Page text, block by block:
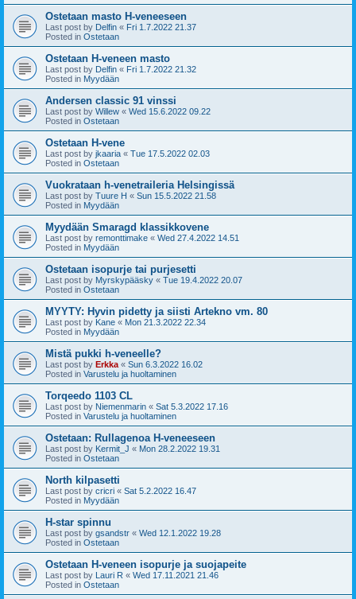
Ostetaan masto H-veneeseen
Last post by Delfin « Fri 1.7.2022 21.37
Posted in Ostetaan
Ostetaan H-veneen masto
Last post by Delfin « Fri 1.7.2022 21.32
Posted in Myydään
Andersen classic 91 vinssi
Last post by Willew « Wed 15.6.2022 09.22
Posted in Ostetaan
Ostetaan H-vene
Last post by jkaaria « Tue 17.5.2022 02.03
Posted in Ostetaan
Vuokrataan h-venetraileria Helsingissä
Last post by Tuure H « Sun 15.5.2022 21.58
Posted in Myydään
Myydään Smaragd klassikkovene
Last post by remonttimake « Wed 27.4.2022 14.51
Posted in Myydään
Ostetaan isopurje tai purjesetti
Last post by Myrskypääsky « Tue 19.4.2022 20.07
Posted in Ostetaan
MYYTY: Hyvin pidetty ja siisti Artekno vm. 80
Last post by Kane « Mon 21.3.2022 22.34
Posted in Myydään
Mistä pukki h-veneelle?
Last post by Erkka « Sun 6.3.2022 16.02
Posted in Varustelu ja huoltaminen
Torqeedo 1103 CL
Last post by Niemenmarin « Sat 5.3.2022 17.16
Posted in Varustelu ja huoltaminen
Ostetaan: Rullagenoa H-veneeseen
Last post by Kermit_J « Mon 28.2.2022 19.31
Posted in Ostetaan
North kilpasetti
Last post by cricri « Sat 5.2.2022 16.47
Posted in Myydään
H-star spinnu
Last post by gsandstr « Wed 12.1.2022 19.28
Posted in Ostetaan
Ostetaan H-veneen isopurje ja suojapeite
Last post by Lauri R « Wed 17.11.2021 21.46
Posted in Ostetaan